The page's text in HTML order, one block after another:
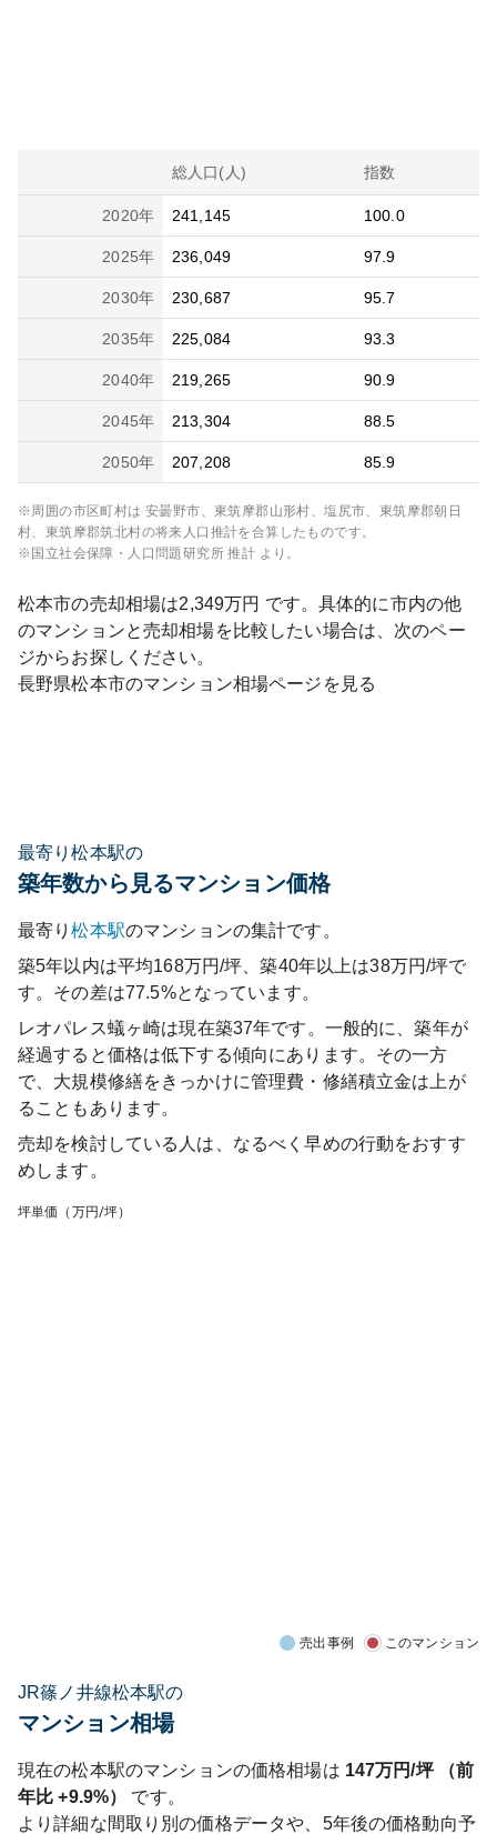
総人口(人) 指数
2020年 241,145 100.0
2025年 236,049 97.9
2030年 230,687 95.7
2035年 225,084 93.3
2040年 219,265 90.9
2045年 213,304 88.5
2050年 207,208 85.9
※周囲の市区町村は 安曇野市、東筑摩郡山形村、塩尻市、東筑摩郡朝日
村、東筑摩郡筑北村の将来人口推計を合算したものです。
※国立社会保障・人口問題研究所 推計 より。
松本市の売却相場は2,349万円 です。具体的に市内の他
のマンションと売却相場を比較したい場合は、次のペー
ジからお探しください。
長野県松本市のマンション相場ページを見る
最寄り松本駅の
築年数から見るマンション価格
最寄り松本駅のマンションの集計です。
築5年以内は平均168万円/坪、築40年以上は38万円/坪で
す。その差は77.5%となっています。
レオパレス蟻ヶ崎は現在築37年です。一般的に、築年が
経過すると価格は低下する傾向にあります。その一方
で、大規模修繕をきっかけに管理費・修繕積立金は上が
ることもあります。
売却を検討している人は、なるべく早めの行動をおすす
めします。
坪単価（万円/坪）
売出事例 このマンション
JR篠ノ井線松本駅の
マンション相場
現在の松本駅のマンションの価格相場は 147万円/坪 （前
年比+9.9%）
です。
より詳細な間取り別の価格データや、5年後の価格動向予